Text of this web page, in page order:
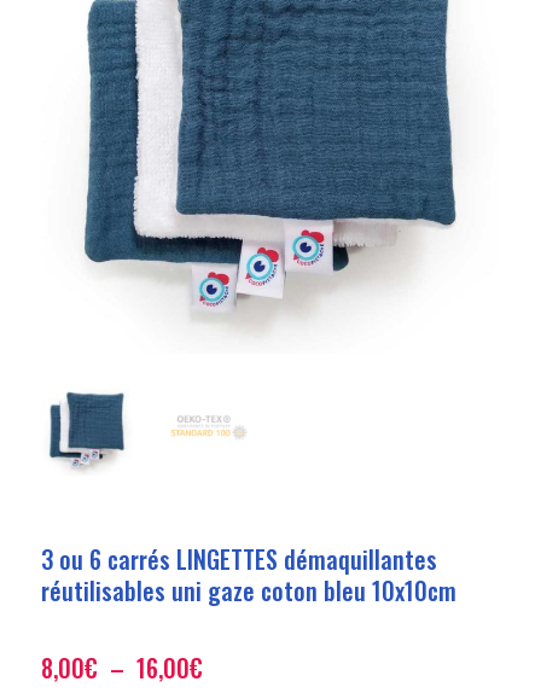
3 ou 6 carrés LINGETTES démaquillantes
réutilisables uni gaze coton bleu 10x10cm
8,00€ – 16,00€Plage